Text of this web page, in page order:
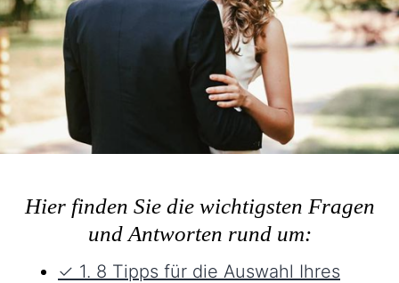
Hier finden Sie die wichtigsten Fragen
und Antworten rund um:
✓ 1. 8 Tipps für die Auswahl Ihres